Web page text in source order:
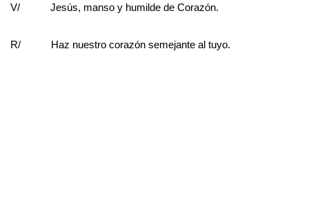
V/ Jesús, manso y humilde de Corazón.
R/ Haz nuestro corazón semejante al tuyo.